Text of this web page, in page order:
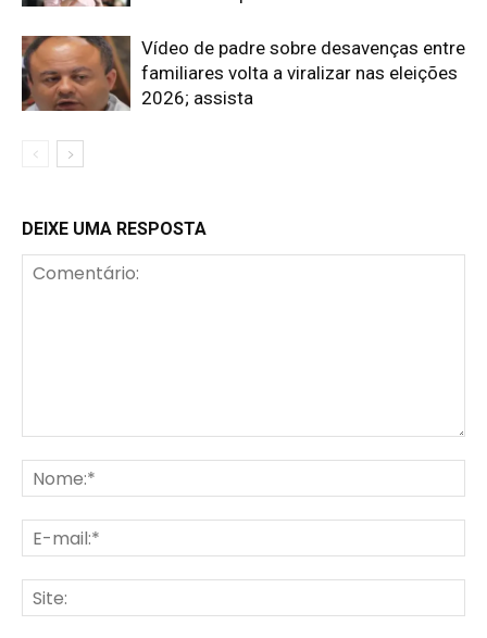
Vídeo de padre sobre desavenças entre
familiares volta a viralizar nas eleições
2026; assista
DEIXE UMA RESPOSTA